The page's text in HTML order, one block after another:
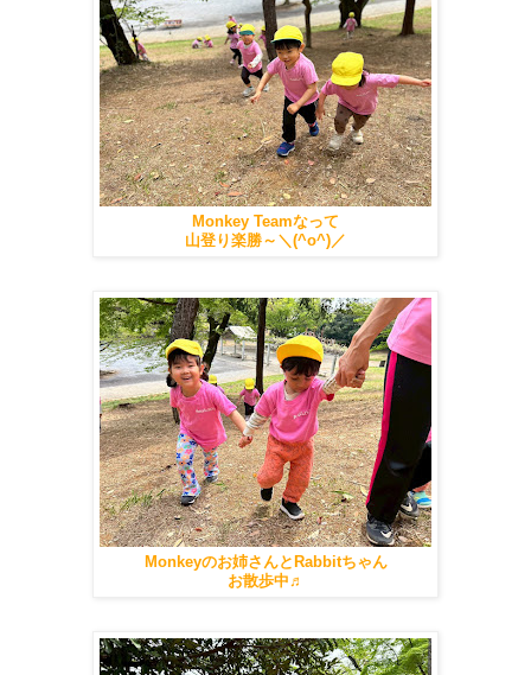
Monkey Teamなって
山登り楽勝～＼(^o^)／
Monkeyのお姉さんとRabbitちゃん
お散歩中♬